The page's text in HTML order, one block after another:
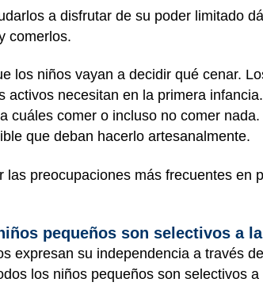
a disfrutar de su poder limitado
comerlos.
los niños vayan a decidir qué cenar.
activos necesitan en la primera
cuáles comer o incluso no comer
que deban hacerlo artesanalmente.
las preocupaciones más frecuentes en
pequeños son selectivos a
expresan su independencia a través
los niños pequeños son selectivos